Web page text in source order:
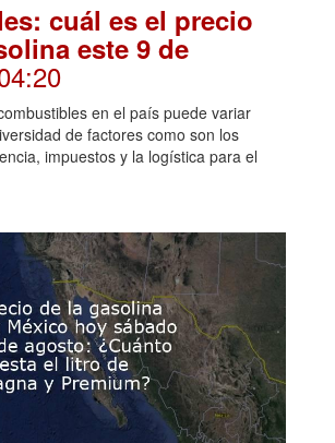
cuál es el precio
este 9 de
en el país puede variar
de factores como son los
impuestos y la logística para el